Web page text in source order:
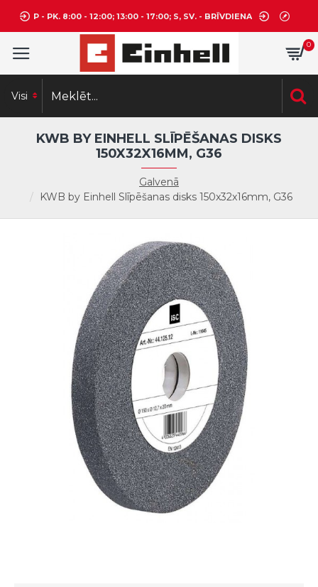
P - PK. 8:00 - 12:00; 13:00 - 17:00; S, SV. - BRĪVDIENA
0
Visi
Galvenā
KWB by Einhell Slīpēšanas disks 150x32x16mm, G36
KWB BY EINHELL SLĪPĒŠANAS DISKS
150X32X16MM, G36